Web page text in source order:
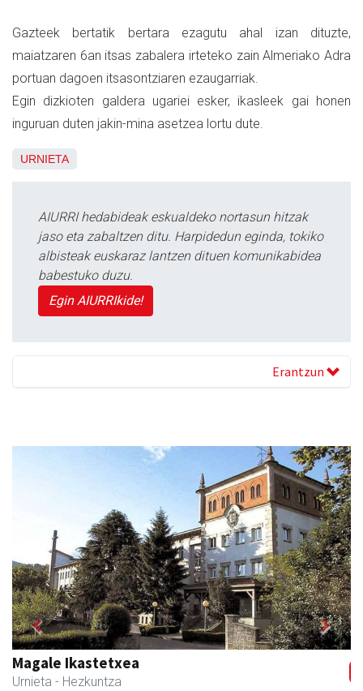
Gazteek bertatik bertara ezagutu ahal izan dituzte,
maiatzaren 6an itsas zabalera irteteko zain Almeriako Adra
portuan dagoen itsasontziaren ezaugarriak.
Egin dizkioten galdera ugariei esker, ikasleek gai honen
inguruan duten jakin-mina asetzea lortu dute.
URNIETA
AIURRI hedabideak eskualdeko nortasun hitzak
jaso eta zabaltzen ditu. Harpidedun eginda, tokiko
albisteak euskaraz lantzen dituen komunikabidea
babestuko duzu.
Egin AIURRIkide!
Erantzun
Itxaspe
Urnieta - Frutategiak
Previous Next